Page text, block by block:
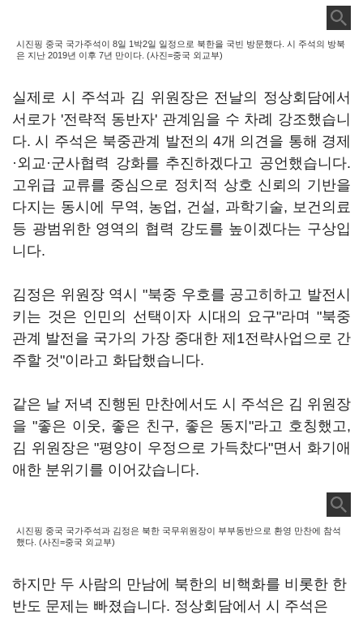
시진핑 중국 국가주석이 8일 1박2일 일정으로 북한을 국빈 방문했다. 시 주석의 방북
은 지난 2019년 이후 7년 만이다. (사진=중국 외교부)
실제로 시 주석과 김 위원장은 전날의 정상회담에서
서로가 '전략적 동반자' 관계임을 수 차례 강조했습니
다. 시 주석은 북중관계 발전의 4개 의견을 통해 경제
·외교·군사협력 강화를 추진하겠다고 공언했습니다.
고위급 교류를 중심으로 정치적 상호 신뢰의 기반을
다지는 동시에 무역, 농업, 건설, 과학기술, 보건의료
등 광범위한 영역의 협력 강도를 높이겠다는 구상입
니다.
김정은 위원장 역시 "북중 우호를 공고히하고 발전시
키는 것은 인민의 선택이자 시대의 요구"라며 "북중
관계 발전을 국가의 가장 중대한 제1전략사업으로 간
주할 것"이라고 화답했습니다.
같은 날 저녁 진행된 만찬에서도 시 주석은 김 위원장
을 "좋은 이웃, 좋은 친구, 좋은 동지"라고 호칭했고,
김 위원장은 "평양이 우정으로 가득찼다"면서 화기애
애한 분위기를 이어갔습니다.
시진핑 중국 국가주석과 김정은 북한 국무위원장이 부부동반으로 환영 만찬에 참석
했다. (사진=중국 외교부)
하지만 두 사람의 만남에 북한의 비핵화를 비롯한 한
반도 문제는 빠졌습니다. 정상회담에서 시 주석은